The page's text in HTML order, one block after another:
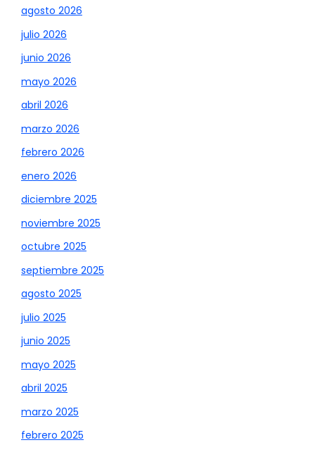
agosto 2026
julio 2026
junio 2026
mayo 2026
abril 2026
marzo 2026
febrero 2026
enero 2026
diciembre 2025
noviembre 2025
octubre 2025
septiembre 2025
agosto 2025
julio 2025
junio 2025
mayo 2025
abril 2025
marzo 2025
febrero 2025